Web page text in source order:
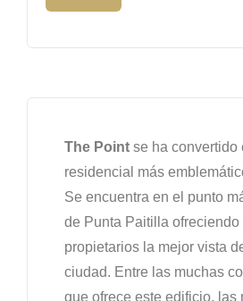
The Point se ha convertido
residencial más
Se encuentra en el punto
de Punta Paitilla ofreciendo
propietarios la mejor vista
ciudad. Entre las muchas
que ofrece este edificio, las